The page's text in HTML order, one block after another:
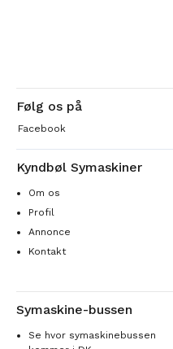
Følg os på
Facebook
Kyndbøl Symaskiner
Om os
Profil
Annonce
Kontakt
Symaskine-bussen
Se hvor symaskinebussen